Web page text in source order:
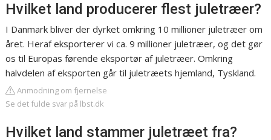
Hvilket land producerer flest juletræer?
I Danmark bliver der dyrket omkring 10 millioner juletræer om
året. Heraf eksporterer vi ca. 9 millioner juletræer, og det gør
os til Europas førende eksportør af juletræer. Omkring
halvdelen af eksporten går til juletræets hjemland, Tyskland.
Anmodning om fjernelse
Se det fulde svar på lbst.dk
Hvilket land stammer juletræet fra?